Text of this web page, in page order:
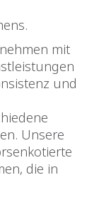
mit
und
Unsere
die in